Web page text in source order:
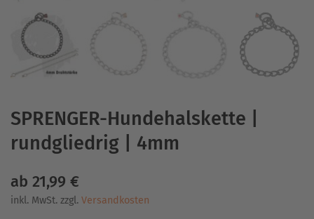
SPRENGER-Hundehalskette |
rundgliedrig | 4mm
ab 21,99 €
inkl. MwSt. zzgl. Versandkosten